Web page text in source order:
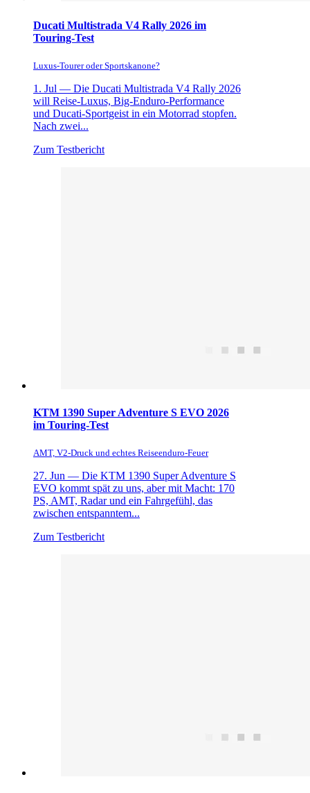
Ducati Multistrada V4 Rally 2026 im
Touring-Test
Luxus-Tourer oder Sportskanone?
1. Jul — Die Ducati Multistrada V4 Rally 2026
will Reise-Luxus, Big-Enduro-Performance
und Ducati-Sportgeist in ein Motorrad stopfen.
Nach zwei...
Zum Testbericht
KTM 1390 Super Adventure S EVO 2026
im Touring-Test
AMT, V2-Druck und echtes Reiseenduro-Feuer
27. Jun — Die KTM 1390 Super Adventure S
EVO kommt spät zu uns, aber mit Macht: 170
PS, AMT, Radar und ein Fahrgefühl, das
zwischen entspanntem...
Zum Testbericht